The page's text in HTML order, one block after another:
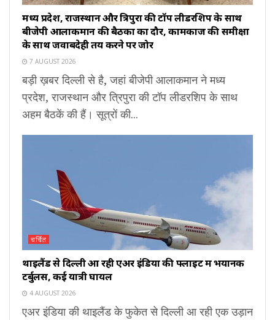
मध्य प्रदेश, राजस्थान और त्रिपुरा की टॉप लीडरशिप के साथ
बीजेपी आलाकमान की बैठकों का दौर, कामकाज की समीक्षा
के साथ जवाबदेही तय करने पर जोर
7 AUGUST 2026
बड़ी ख़बर दिल्ली से है, जहां बीजेपी आलाकमान ने मध्य
प्रदेश, राजस्थान और त्रिपुरा की टॉप लीडरशिप के साथ
अहम बैठकें की हैं। सूत्रों की...
चर्चित
थाइलैंड से दिल्ली आ रही एअर इंडिया की फ्लाइट में भयानक
टर्बुलेंस, कई यात्री घायल
4 AUGUST 2026
एअर इंडिया की थाइलैंड के फुकेत से दिल्ली आ रही एक उड़ान